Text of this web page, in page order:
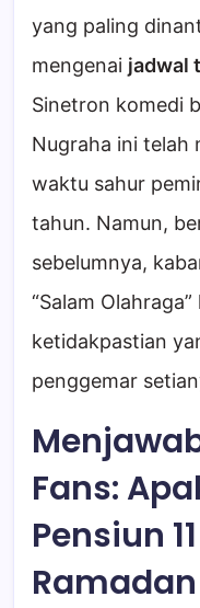
yang paling
mengenai jadwal
Sinetron komedi
Nugraha ini telah
waktu sahur
tahun. Namun,
sebelumnya,
“Salam
ketidakpastian
penggemar
Fans:
Pensiun